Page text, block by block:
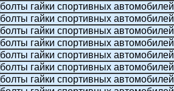
болты гайки спортивных автомобилей
болты гайки спортивных автомобилей
болты гайки спортивных автомобилей
болты гайки спортивных автомобилей
болты гайки спортивных автомобилей
болты гайки спортивных автомобилей
болты гайки спортивных автомобилей